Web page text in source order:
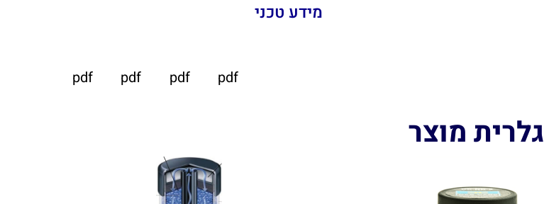
מידע טכני
pdf
pdf
pdf
pdf
גלרית מוצר